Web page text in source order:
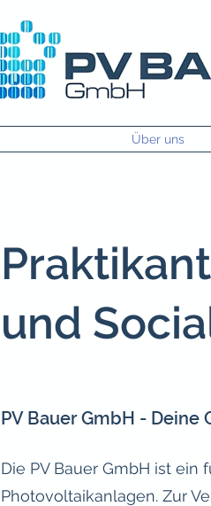
Über uns
und
PV Bauer GmbH -
Die PV Bauer GmbH ist
Photovoltaikanlagen. Zur